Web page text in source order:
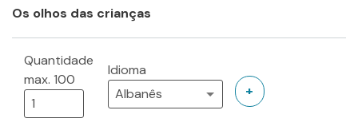
Os olhos das crianças
Quantidade
max. 100
Idioma
+